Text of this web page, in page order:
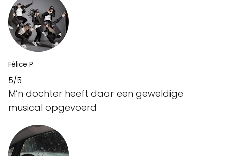
Félice P.
5/5
M’n dochter heeft daar een geweldige
musical opgevoerd